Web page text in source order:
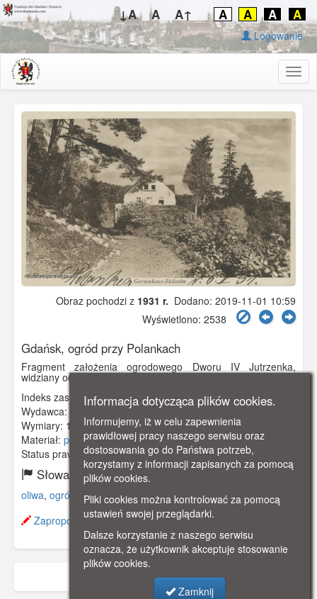
↓A A A↑ A A A A
Logowanie
Obraz pochodzi z 1931 r. Dodano: 2019-11-01 10:59
Wyświetlono: 2538
Gdańsk, ogród przy Polankach
Fragment założenia ogrodowego Dworu IV Jutrzenka,
widziany od strony południowej.
Indeks zasobu:GSP01243
Wydawca:
Gottheil & Sohn, Danzig
Wymiary: 140 x 90 mm
Materiał: pocztówka
Status prawny:Użycie Niekomercyjne
Słowa kluczowe:
oliwa, ogród polanki,dwór ,
Zaproponuj zmianę opisu.
Informacja dotycząca plików cookies.
Informujemy, iż w celu zapewnienia
prawidłowej pracy naszego serwisu oraz
dostosowania go do Państwa potrzeb,
korzystamy z informacji zapisanych za pomocą
plików cookies.
Pliki cookies można kontrolować za pomocą
ustawień swojej przeglądarki.
Dalsze korzystanie z naszego serwisu
oznacza, że użytkownik akceptuje stosowanie
plików cookies.
Zamknij